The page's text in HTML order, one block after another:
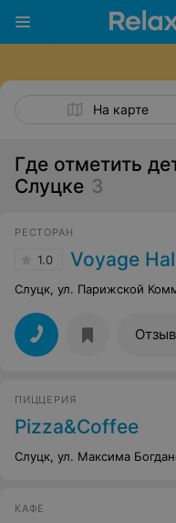
На карте
Где отметить
Слуцке 3
РЕСТОРАН
1.0 Voyage
Слуцк, ул. Парижской
ПИЦЦЕРИЯ
Pizza&Coffee
Слуцк, ул. Максима
КАФЕ